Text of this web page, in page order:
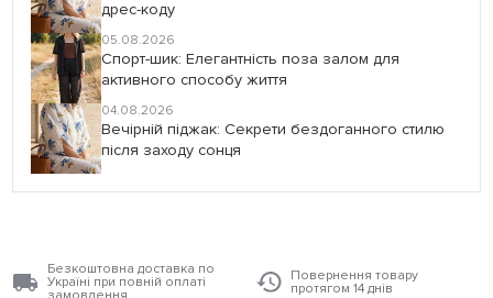
дрес-коду
05.08.2026
Спорт-шик: Елегантність поза залом для
активного способу життя
04.08.2026
Вечірній піджак: Секрети бездоганного стилю
після заходу сонця
Безкоштовна доставка по
Україні при повній оплаті
Повернення товару
протягом 14 днів